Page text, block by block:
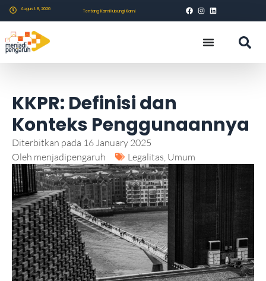
August 8, 2026 Tentang KamiHubungi Kami
KKPR: Definisi dan
Konteks Penggunaannya
Diterbitkan pada 16 January 2025
Oleh menjadipengaruh Legalitas, Umum